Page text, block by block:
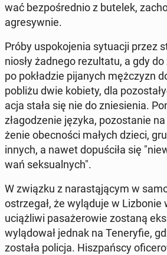
wać bez­po­śred­nio z butelek,
agre­syw­nie.
Próby uspo­ko­je­nia sy­tu­acji przez
nio­sły żadnego re­zul­ta­tu, a gdy
po po­kła­dzie pi­ja­nych męż­czyzn
pobliżu dwie kobiety, dla
acja stała się nie do znie­sie­nia.
zła­go­dze­nie języka, po­zo­sta­nie
że­nie obec­no­ści małych dzieci,
innych, a nawet do­pu­ści­ła się
wań sek­su­al­nych".
W związku z na­ra­stą­ją­cym w
ostrze­gał, że wy­lą­du­je w Li­zbo­nie
uciąż­li­wi pa­sa­że­ro­wie zostaną
wy­lą­do­wał jednak na Te­ne­ry­fie,
została policja. Hisz­pań­scy